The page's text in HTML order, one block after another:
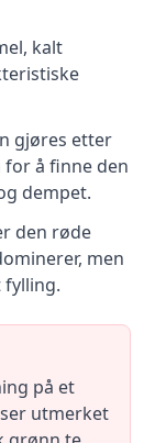
kalt
gjøres etter
å finne den
dempet.
den røde
men
på et
utmerket